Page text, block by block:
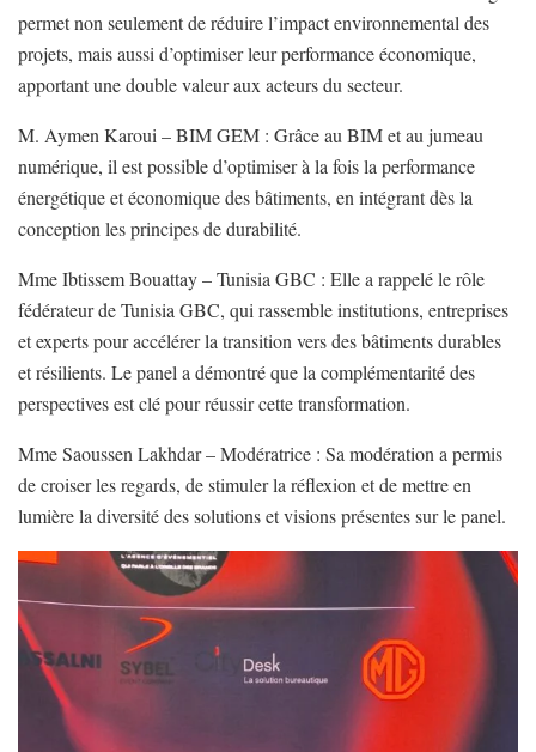
permet non seulement de réduire l’impact environnemental des
projets, mais aussi d’optimiser leur performance économique,
apportant une double valeur aux acteurs du secteur.
M. Aymen Karoui – BIM GEM : Grâce au BIM et au jumeau
numérique, il est possible d’optimiser à la fois la performance
énergétique et économique des bâtiments, en intégrant dès la
conception les principes de durabilité.
Mme Ibtissem Bouattay – Tunisia GBC : Elle a rappelé le rôle
fédérateur de Tunisia GBC, qui rassemble institutions, entreprises
et experts pour accélérer la transition vers des bâtiments durables
et résilients. Le panel a démontré que la complémentarité des
perspectives est clé pour réussir cette transformation.
Mme Saoussen Lakhdar – Modératrice : Sa modération a permis
de croiser les regards, de stimuler la réflexion et de mettre en
lumière la diversité des solutions et visions présentes sur le panel.